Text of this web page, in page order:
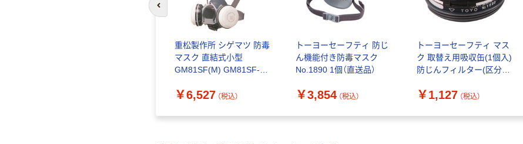
重松製作所 シゲマツ 防毒
マスク 直結式小型
GM81SF(M) GM81SF-M
￥6,527 （税込）
トーヨーセーフティ 防じ
ん機能付き防毒マスク
No.1890 1個（直送品）
￥3,854 （税込）
トーヨーセーフティ マス
ク 取替え用吸収缶(1個入)
防じんフィルター(区分
NO.1892 1個（直送品）
￥1,127 （税込）
前のスライドへ